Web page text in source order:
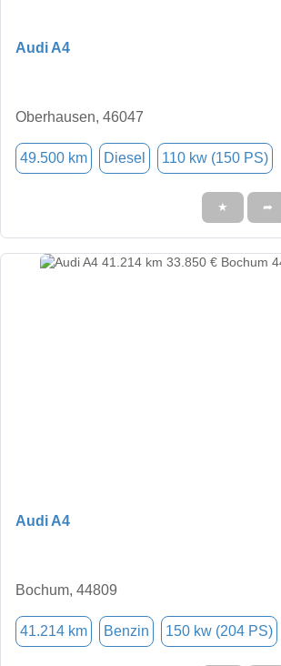
Audi A4
Oberhausen, 46047
49.500 km Diesel 110 kw (150 PS)
★ ➦
Audi A4
Bochum, 44809
41.214 km Benzin 150 kw (204 PS)